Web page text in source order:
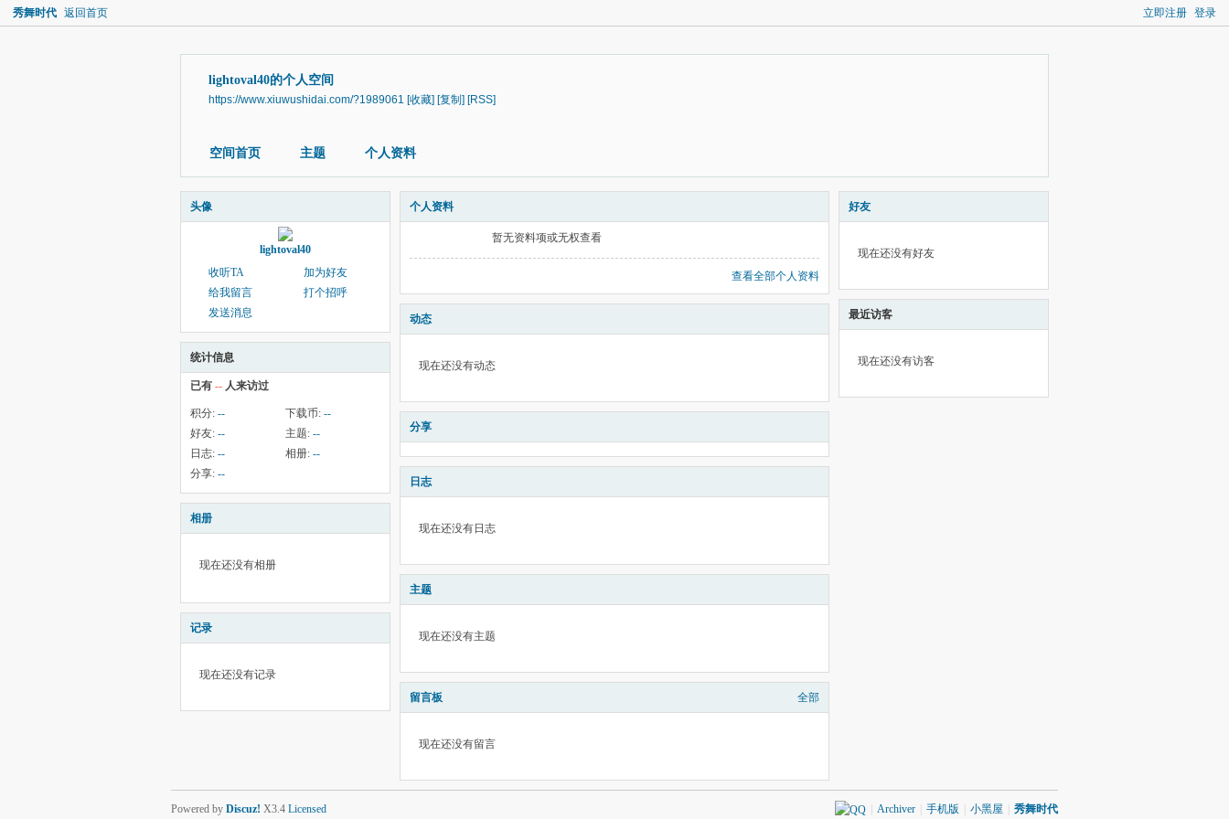
立即注册 登录
秀舞时代 返回首页
lightoval40的个人空间
https://www.xiuwushidai.com/?1989061 [收藏] [复制] [RSS]
空间首页 主题 个人资料
头像
lightoval40
收听TA
加为好友
给我留言
打个招呼
发送消息
统计信息
已有 -- 人来访过
积分: -- 下载币: --
好友: -- 主题: --
日志: -- 相册: --
分享: --
相册
现在还没有相册
记录
现在还没有记录
个人资料
暂无资料项或无权查看
查看全部个人资料
动态
现在还没有动态
分享
日志
现在还没有日志
主题
现在还没有主题
留言板 全部
现在还没有留言
好友
现在还没有好友
最近访客
现在还没有访客
Archiver 手机版 小黑屋 秀舞时代
Powered by Discuz! X3.4 Licensed